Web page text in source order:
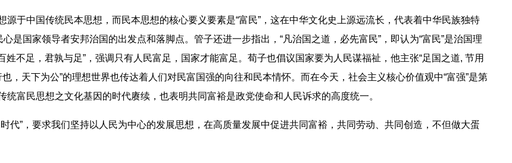
于中国传统民本思想，而民本思想的核心要义要素是“富民”，这在中华文化史上源远流长，代表着中华民族独特
是国家领导者安邦治国的出发点和落脚点。管子还进一步指出，“凡治国之道，必先富民”，即认为“富民”是治国理
姓不足，君孰与足”，强调只有人民富足，国家才能富足。荀子也倡议国家要为人民谋福祉，他主张“足国之道, 节用
，天下为公”的理想世界也传达着人们对民富国强的向往和民本情怀。而在今天，社会主义核心价值观中“富强”是第
富民思想之文化基因的时代赓续，也表明共同富裕是政党使命和人民诉求的高度统一。
代”，要求我们坚持以人民为中心的发展思想，在高质量发展中促进共同富裕，共同劳动、共同创造，不但做大蛋